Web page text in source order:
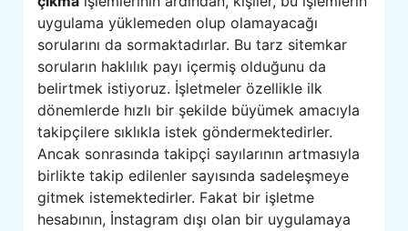
uygulama yüklemeden olup olamayacağı
sorularını da sormaktadırlar. Bu tarz sitemkar
soruların haklılık payı içermiş olduğunu da
belirtmek istiyoruz. İşletmeler özellikle ilk
dönemlerde hızlı bir şekilde büyümek amacıyla
takipçilere sıklıkla istek göndermektedirler.
Ancak sonrasında takipçi sayılarının artmasıyla
birlikte takip edilenler sayısında sadeleşmeye
gitmek istemektedirler. Fakat bir işletme
hesabının, İnstagram dışı olan bir uygulamaya